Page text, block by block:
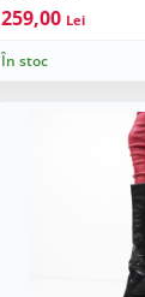
259,00 Lei
În stoc